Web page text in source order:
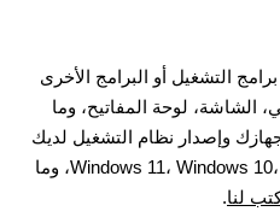
التشغيل أو البرامج الأخرى
الشاشة، لوحة المفاتيح، وما
وإصدار نظام التشغيل لديك
(على سبيل المثال: Windows 11، Windows 10، Windows 8، وما
لنا.